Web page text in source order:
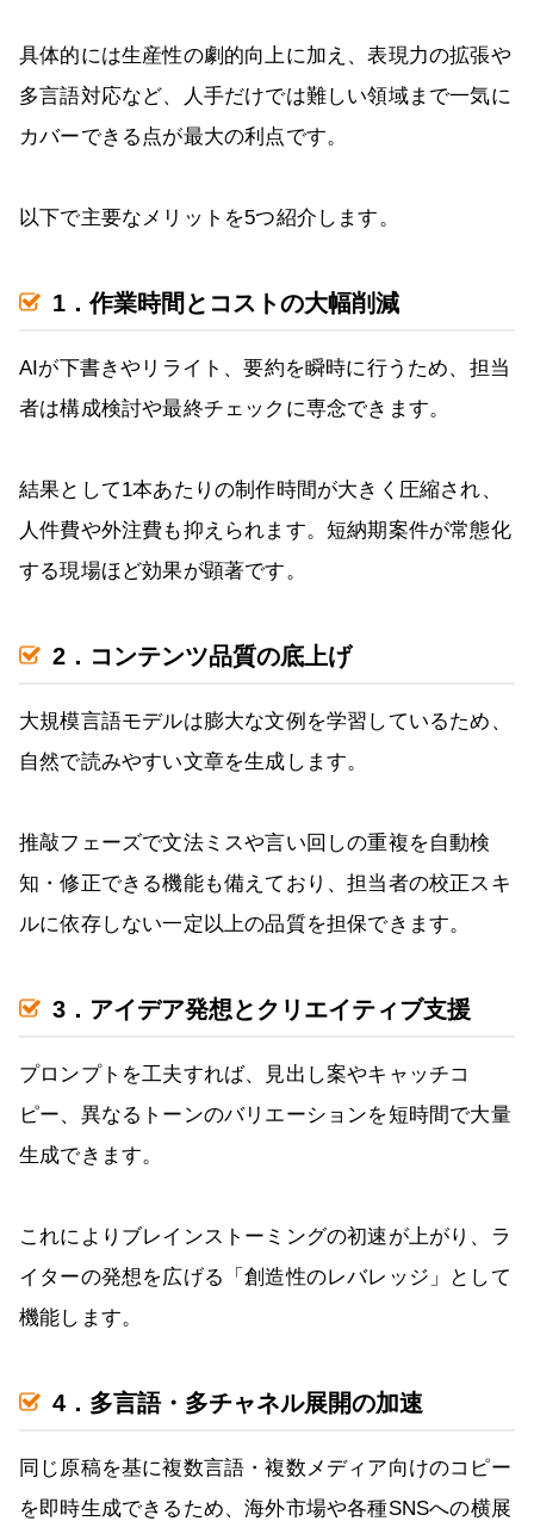
具体的には生産性の劇的向上に加え、表現力の拡張や
多言語対応など、人手だけでは難しい領域まで一気に
カバーできる点が最大の利点です。
以下で主要なメリットを5つ紹介します。
1．作業時間とコストの大幅削減
AIが下書きやリライト、要約を瞬時に行うため、担当
者は構成検討や最終チェックに専念できます。
結果として1本あたりの制作時間が大きく圧縮され、
人件費や外注費も抑えられます。短納期案件が常態化
する現場ほど効果が顕著です。
2．コンテンツ品質の底上げ
大規模言語モデルは膨大な文例を学習しているため、
自然で読みやすい文章を生成します。
推敲フェーズで文法ミスや言い回しの重複を自動検
知・修正できる機能も備えており、担当者の校正スキ
ルに依存しない一定以上の品質を担保できます。
3．アイデア発想とクリエイティブ支援
プロンプトを工夫すれば、見出し案やキャッチコ
ピー、異なるトーンのバリエーションを短時間で大量
生成できます。
これによりブレインストーミングの初速が上がり、ラ
イターの発想を広げる「創造性のレバレッジ」として
機能します。
4．多言語・多チャネル展開の加速
同じ原稿を基に複数言語・複数メディア向けのコピー
を即時生成できるため、海外市場や各種SNSへの横展